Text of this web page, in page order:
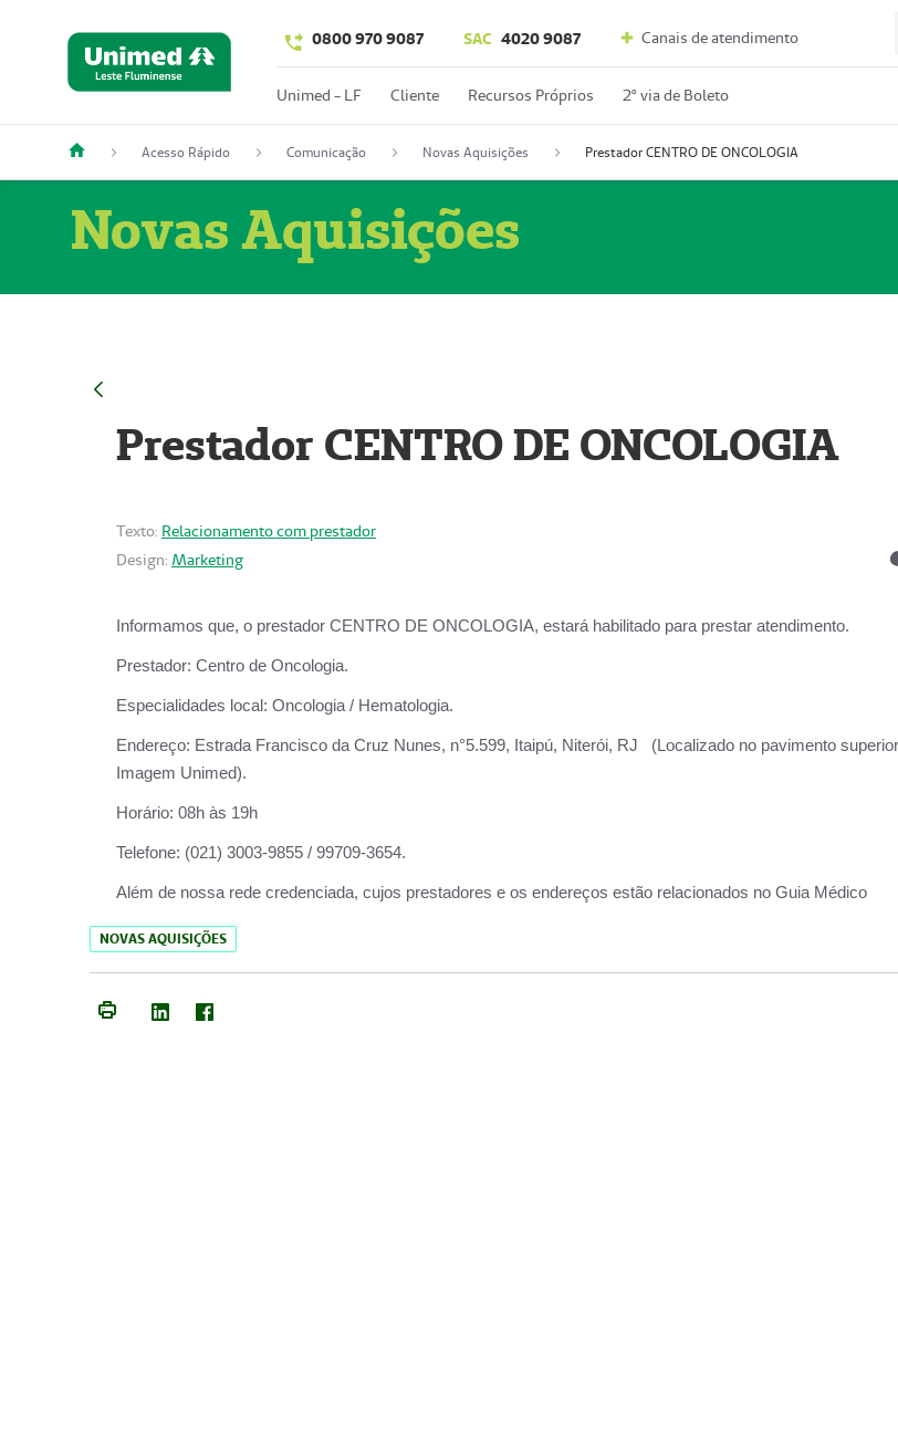
0800 970 9087 SAC 4020 9087 Canais de atendimento
Unimed - LF Cliente Recursos Próprios 2º via de Boleto
Acesso Rápido Comunicação Novas Aquisições Prestador CENTRO DE ONCOLOGIA
Novas Aquisições
Prestador CENTRO DE ONCOLOGIA
Texto: Relacionamento com prestador
Design: Marketing
Informamos que, o prestador CENTRO DE ONCOLOGIA, estará habilitado para prestar atendimento.
Prestador: Centro de Oncologia.
Especialidades local: Oncologia / Hematologia.
Endereço: Estrada Francisco da Cruz Nunes, n°5.599, Itaipú, Niterói, RJ (Localizado no pavimento
Imagem Unimed).
Horário: 08h às 19h
Telefone: (021) 3003-9855 / 99709-3654.
Além de nossa rede credenciada, cujos prestadores e os endereços estão relacionados no Guia Médico
NOVAS AQUISIÇÕES